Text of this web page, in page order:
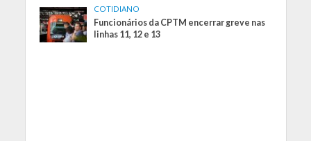
COTIDIANO
Funcionários da CPTM encerrar greve nas
linhas 11, 12 e 13